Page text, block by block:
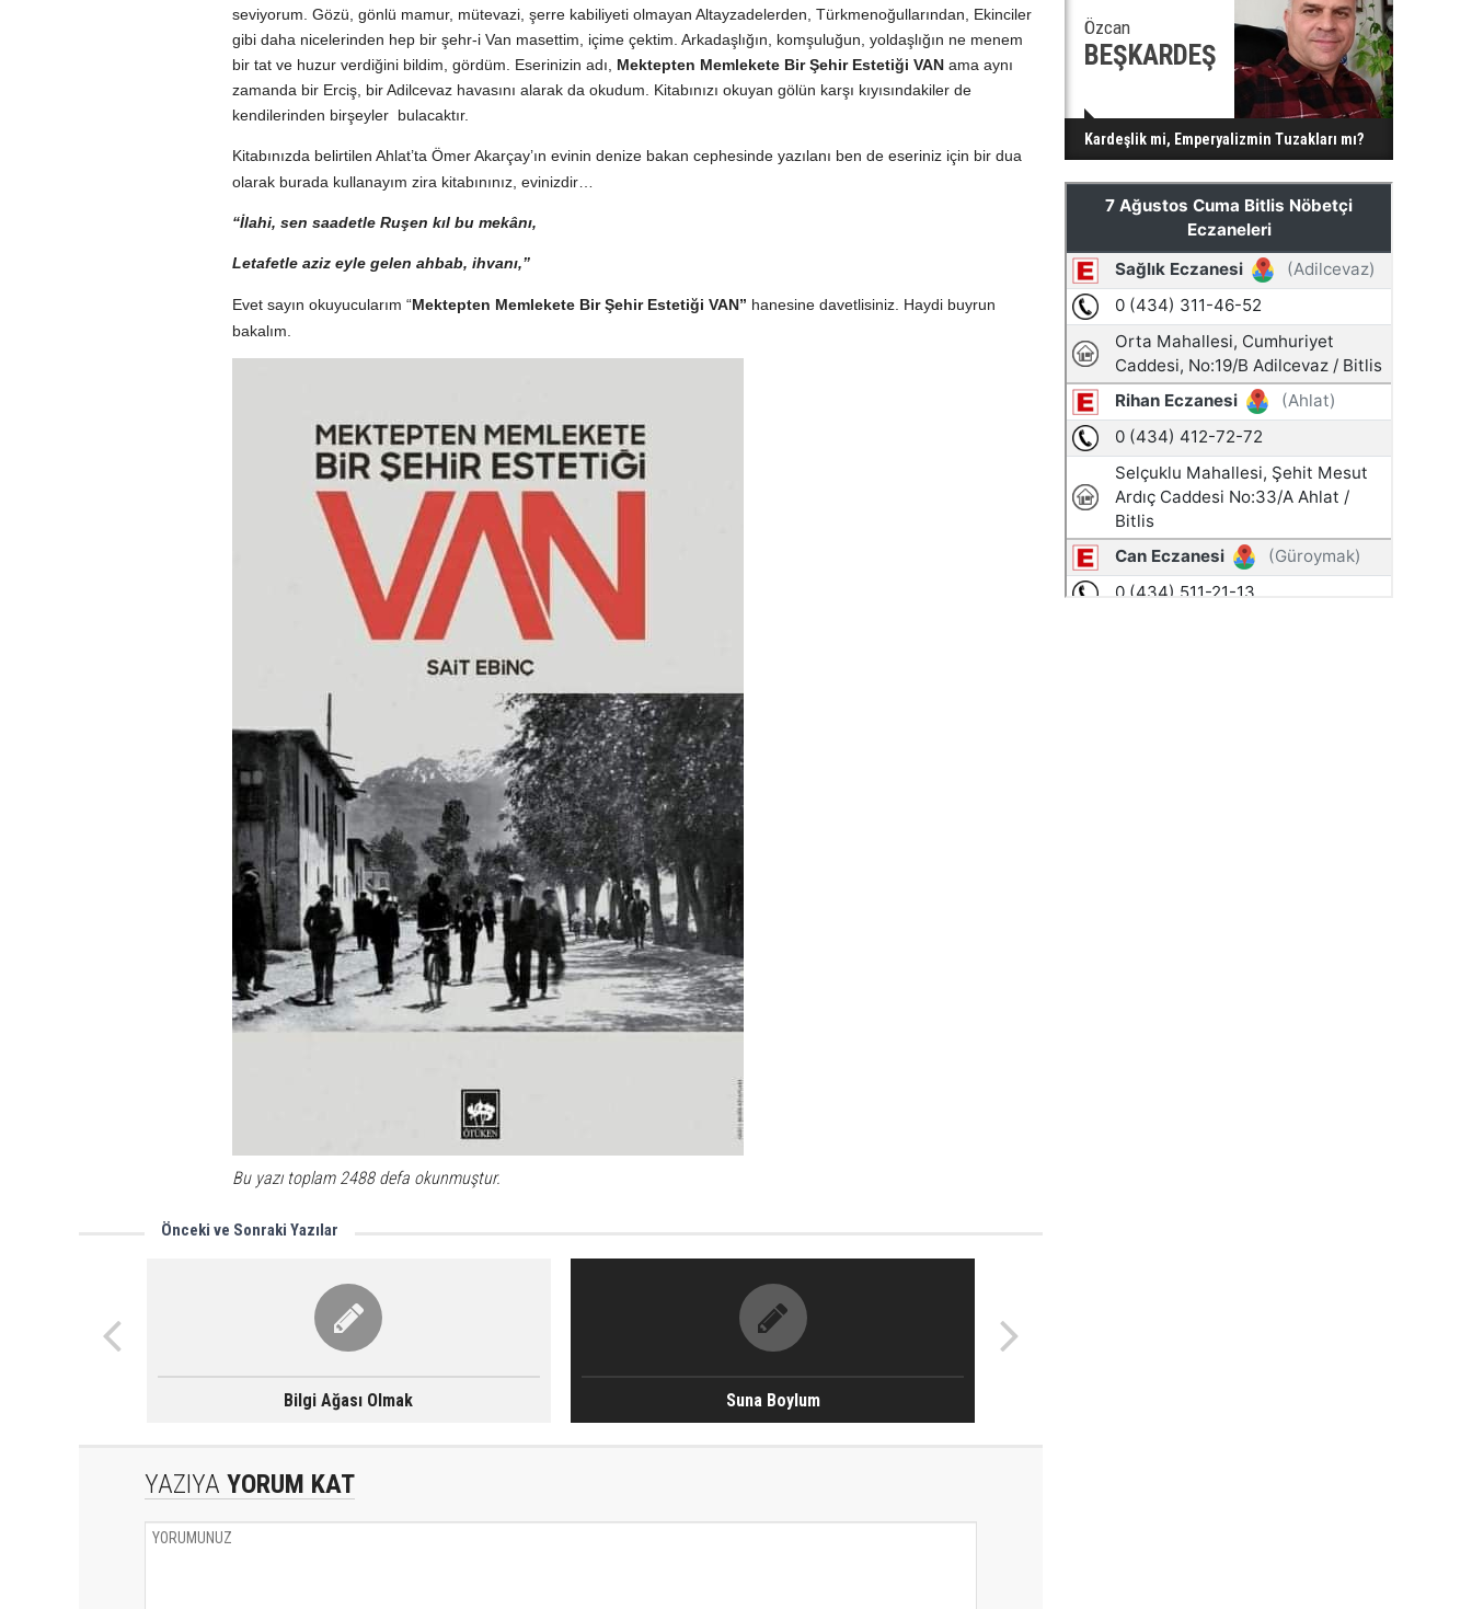
seviyorum. Gözü, gönlü mamur, mütevazi, şerre kabiliyeti olmayan Altayzadelerden, Türkmenoğullarından, Ekinciler
gibi daha nicelerinden hep bir şehr-i Van masettim, içime çektim. Arkadaşlığın, komşuluğun, yoldaşlığın ne menem
bir tat ve huzur verdiğini bildim, gördüm. Eserinizin adı, Mektepten Memlekete Bir Şehir Estetiği VAN ama aynı
zamanda bir Erciş, bir Adilcevaz havasını alarak da okudum. Kitabınızı okuyan gölün karşı kıyısındakiler de
kendilerinden birşeyler bulacaktır.
Kitabınızda belirtilen Ahlat’ta Ömer Akarçay’ın evinin denize bakan cephesinde yazılanı ben de eseriniz için bir dua
olarak burada kullanayım zira kitabınınız, evinizdir…
“İlahi, sen saadetle Ruşen kıl bu mekânı,
Letafetle aziz eyle gelen ahbab, ihvanı,”
Evet sayın okuyucularım “Mektepten Memlekete Bir Şehir Estetiği VAN” hanesine davetlisiniz. Haydi buyrun
bakalım.
Bu yazı toplam 2488 defa okunmuştur.
Önceki ve Sonraki Yazılar
Bilgi Ağası Olmak Suna Boylum
YAZIYA YORUM KAT
Özcan
BEŞKARDEŞ
Kardeşlik mi, Emperyalizmin Tuzakları mı?